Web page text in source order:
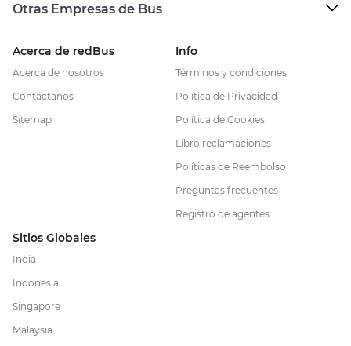
Otras Empresas de Bus
Acerca de redBus
Acerca de nosotros
Contáctanos
Sitemap
Info
Términos y condiciones
Política de Privacidad
Política de Cookies
Libro reclamaciones
Políticas de Reembolso
Preguntas frecuentes
Registro de agentes
Sitios Globales
India
Indonesia
Singapore
Malaysia